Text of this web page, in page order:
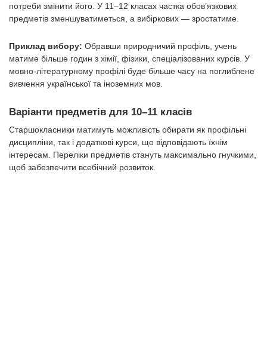
потреби змінити його. У 11–12 класах частка обов’язкових
предметів зменшуватиметься, а вибіркових — зростатиме.
Приклад вибору: Обравши природничий профіль, учень
матиме більше годин з хімії, фізики, спеціалізованих курсів. У
мовно-літературному профілі буде більше часу на поглиблене
вивчення української та іноземних мов.
Варіанти предметів для 10–11 класів
Старшокласники матимуть можливість обирати як профільні
дисципліни, так і додаткові курси, що відповідають їхнім
інтересам. Переліки предметів стануть максимально гнучкими,
щоб забезпечити всебічний розвиток.